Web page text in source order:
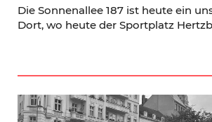
Die Sonnenallee 187 ist heute ein
Dort, wo heute der Sportplatz